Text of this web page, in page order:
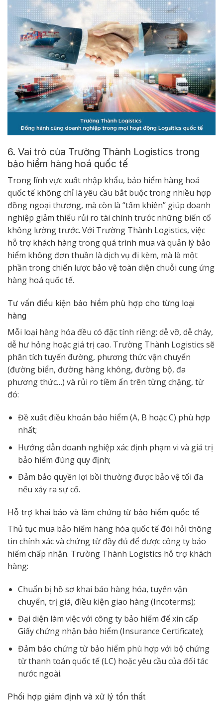
6. Vai trò của Trường Thành Logistics trong
bảo hiểm hàng hoá quốc tế
Trong lĩnh vực xuất nhập khẩu, bảo hiểm hàng hoá
quốc tế không chỉ là yêu cầu bắt buộc trong nhiều hợp
đồng ngoại thương, mà còn là “tấm khiên” giúp doanh
nghiệp giảm thiểu rủi ro tài chính trước những biến cố
không lường trước. Với Trường Thành Logistics, việc
hỗ trợ khách hàng trong quá trình mua và quản lý bảo
hiểm không đơn thuần là dịch vụ đi kèm, mà là một
phần trong chiến lược bảo vệ toàn diện chuỗi cung ứng
hàng hoá quốc tế.
Tư vấn điều kiện bảo hiểm phù hợp cho từng loại
hàng
Mỗi loại hàng hóa đều có đặc tính riêng: dễ vỡ, dễ cháy,
dễ hư hỏng hoặc giá trị cao. Trường Thành Logistics sẽ
phân tích tuyến đường, phương thức vận chuyển
(đường biển, đường hàng không, đường bộ, đa
phương thức…) và rủi ro tiềm ẩn trên từng chặng, từ
đó:
Đề xuất điều khoản bảo hiểm (A, B hoặc C) phù hợp
nhất;
Hướng dẫn doanh nghiệp xác định phạm vi và giá trị
bảo hiểm đúng quy định;
Đảm bảo quyền lợi bồi thường được bảo vệ tối đa
nếu xảy ra sự cố.
Hỗ trợ khai báo và làm chứng từ bảo hiểm quốc tế
Thủ tục mua bảo hiểm hàng hóa quốc tế đòi hỏi thông
tin chính xác và chứng từ đầy đủ để được công ty bảo
hiểm chấp nhận. Trường Thành Logistics hỗ trợ khách
hàng:
Chuẩn bị hồ sơ khai báo hàng hóa, tuyến vận
chuyển, trị giá, điều kiện giao hàng (Incoterms);
Đại diện làm việc với công ty bảo hiểm để xin cấp
Giấy chứng nhận bảo hiểm (Insurance Certificate);
Đảm bảo chứng từ bảo hiểm phù hợp với bộ chứng
từ thanh toán quốc tế (LC) hoặc yêu cầu của đối tác
nước ngoài.
Phối hợp giám định và xử lý tổn thất